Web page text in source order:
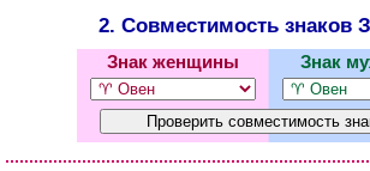
2. Совместимость знаков
Знак женщины Знак